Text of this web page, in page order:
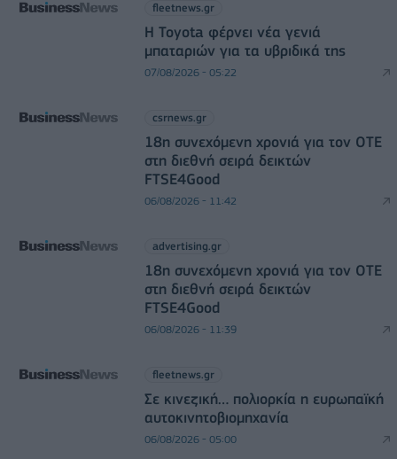
fleetnews.gr
Η Toyota φέρνει νέα γενιά
μπαταριών για τα υβριδικά της
07/08/2026 - 05:22
csrnews.gr
18η συνεχόμενη χρονιά για τον ΟΤΕ
στη διεθνή σειρά δεικτών
FTSE4Good
06/08/2026 - 11:42
advertising.gr
18η συνεχόμενη χρονιά για τον ΟΤΕ
στη διεθνή σειρά δεικτών
FTSE4Good
06/08/2026 - 11:39
fleetnews.gr
Σε κινεζική… πολιορκία η ευρωπαϊκή
αυτοκινητοβιομηχανία
06/08/2026 - 05:00